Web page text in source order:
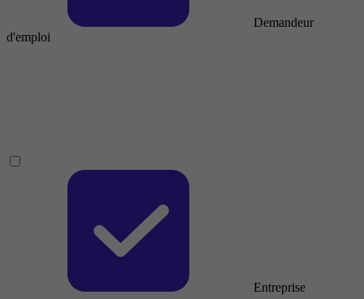
Demandeur
d'emploi
Entreprise